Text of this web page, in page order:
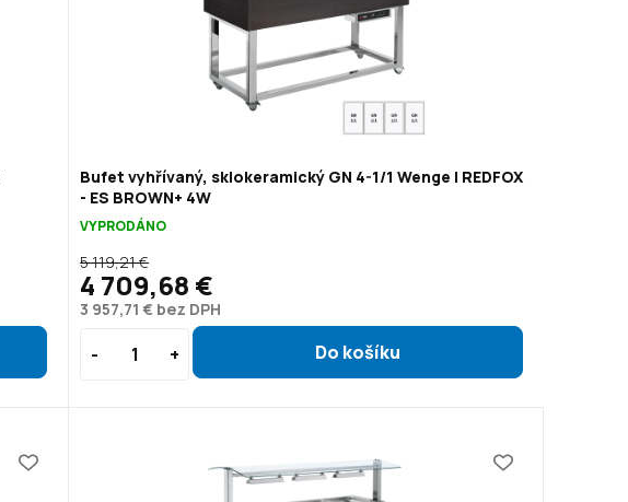
Bufet vyhřívaný, sklokeramický GN 4-1/1 Wenge | REDFOX
- ES BROWN+ 4W
VYPRODÁNO
3 957,71 € bez DPH
5 119,21 €
4 709,68 €